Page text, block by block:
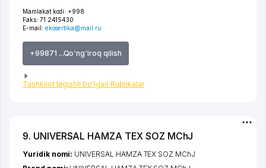
Mamlakat kodi: +998
Faks: 71 2415430
E-mail: ekosertika@mail.ru
+99871 ...Qo'ng'iroq qilish
Tashkilot tegishli bo'lgan Rubrikalar
9. UNIVERSAL HAMZA TEX SOZ MChJ
Yuridik nomi: UNIVERSAL HAMZA TEX SOZ MChJ